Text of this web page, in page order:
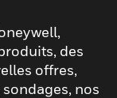
des
offres,
nos